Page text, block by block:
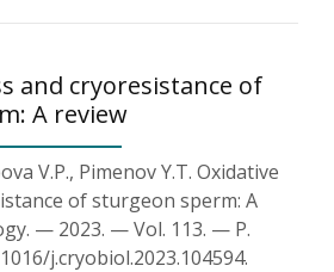
and cryoresistance of
A review
V.P., Pimenov Y.T. Oxidative
of sturgeon sperm: A
— 2023. — Vol. 113. — P.
j.cryobiol.2023.104594.